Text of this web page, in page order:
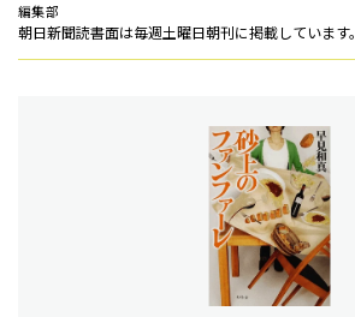
編集部
朝日新聞読書面は毎週土曜日朝刊に掲載しています。